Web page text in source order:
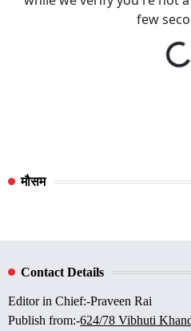
मौसम
Contact Details
Editor in Chief:-Praveen Rai
Publish from:-624/78 Vibhuti